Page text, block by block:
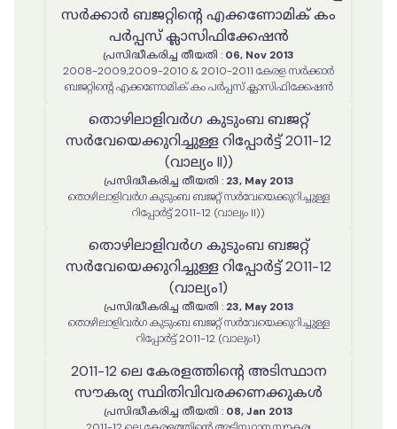
സർക്കാർ ബജറ്റിന്റെ എക്കണോമിക് കം
പർപ്പസ് ക്ലാസിഫിക്കേഷൻ
പ്രസിദ്ധീകരിച്ച തീയതി : 06, Nov 2013
2008-2009,2009-2010 & 2010-2011 കേരള സർക്കാർ
ബജറ്റിന്റെ എക്കണോമിക് കം പർപ്പസ് ക്ലാസിഫിക്കേഷൻ
തൊഴിലാളിവർഗ കുടുംബ ബജറ്റ്
സർവേയെക്കുറിച്ചുള്ള റിപ്പോർട്ട് 2011-12
(വാല്യം II))
പ്രസിദ്ധീകരിച്ച തീയതി : 23, May 2013
തൊഴിലാളിവർഗ കുടുംബ ബജറ്റ് സർവേയെക്കുറിച്ചുള്ള
റിപ്പോർട്ട് 2011-12 (വാല്യം II))
തൊഴിലാളിവർഗ കുടുംബ ബജറ്റ്
സർവേയെക്കുറിച്ചുള്ള റിപ്പോർട്ട് 2011-12
(വാല്യം1)
പ്രസിദ്ധീകരിച്ച തീയതി : 23, May 2013
തൊഴിലാളിവർഗ കുടുംബ ബജറ്റ് സർവേയെക്കുറിച്ചുള്ള
റിപ്പോർട്ട് 2011-12 (വാല്യം1)
2011-12 ലെ കേരളത്തിൻ്റെ അടിസ്ഥാന
സൗകര്യ സ്ഥിതിവിവരക്കണക്കുകൾ
പ്രസിദ്ധീകരിച്ച തീയതി : 08, Jan 2013